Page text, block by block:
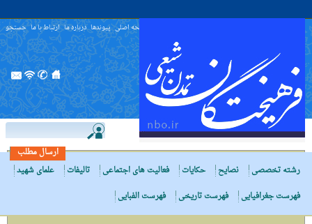
صفحه اصلی پیوندها درباره ما ارتباط با ما جستجو
ارسال مطلب
رشته تخصصی
نصایح حکایات فعالیت های اجتماعی تالیفات
علمای شهید
فهرست جغرافیایی
فهرست تاریخی فهرست الفبایی